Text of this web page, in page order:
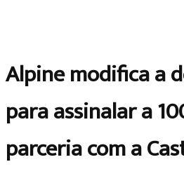
Alpine modifica a
para assinalar a
parceria com a